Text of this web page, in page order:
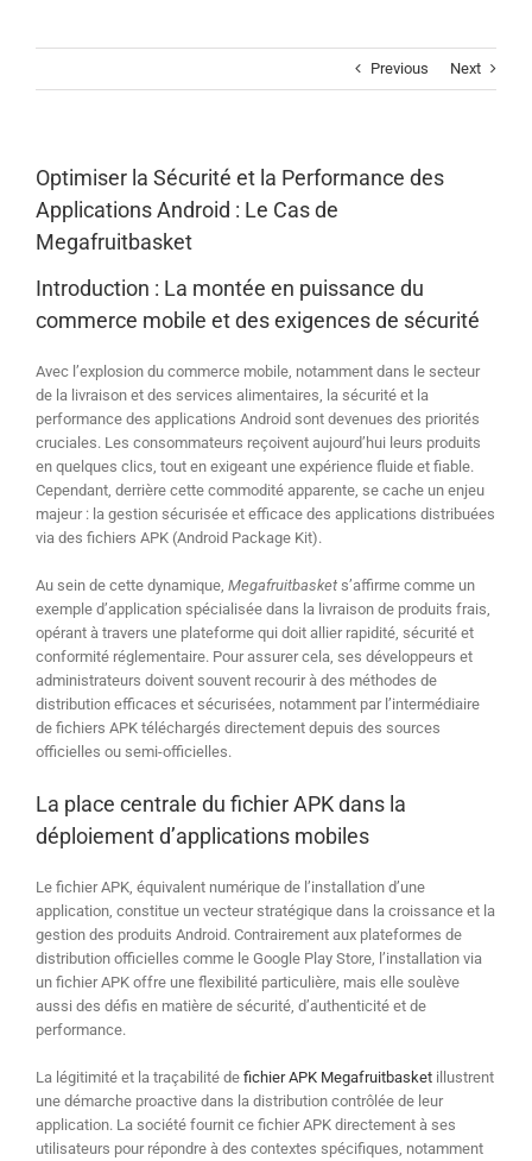
Previous Next
Optimiser la Sécurité et la Performance des
Applications Android : Le Cas de
Megafruitbasket
Introduction : La montée en puissance du
commerce mobile et des exigences de sécurité
Avec l’explosion du commerce mobile, notamment dans le secteur
de la livraison et des services alimentaires, la sécurité et la
performance des applications Android sont devenues des priorités
cruciales. Les consommateurs reçoivent aujourd’hui leurs produits
en quelques clics, tout en exigeant une expérience fluide et fiable.
Cependant, derrière cette commodité apparente, se cache un enjeu
majeur : la gestion sécurisée et efficace des applications distribuées
via des fichiers APK (Android Package Kit).
Au sein de cette dynamique, Megafruitbasket s’affirme comme un
exemple d’application spécialisée dans la livraison de produits frais,
opérant à travers une plateforme qui doit allier rapidité, sécurité et
conformité réglementaire. Pour assurer cela, ses développeurs et
administrateurs doivent souvent recourir à des méthodes de
distribution efficaces et sécurisées, notamment par l’intermédiaire
de fichiers APK téléchargés directement depuis des sources
officielles ou semi-officielles.
La place centrale du fichier APK dans la
déploiement d’applications mobiles
Le fichier APK, équivalent numérique de l’installation d’une
application, constitue un vecteur stratégique dans la croissance et la
gestion des produits Android. Contrairement aux plateformes de
distribution officielles comme le Google Play Store, l’installation via
un fichier APK offre une flexibilité particulière, mais elle soulève
aussi des défis en matière de sécurité, d’authenticité et de
performance.
La légitimité et la traçabilité de fichier APK Megafruitbasket illustrent
une démarche proactive dans la distribution contrôlée de leur
application. La société fournit ce fichier APK directement à ses
utilisateurs pour répondre à des contextes spécifiques, notamment